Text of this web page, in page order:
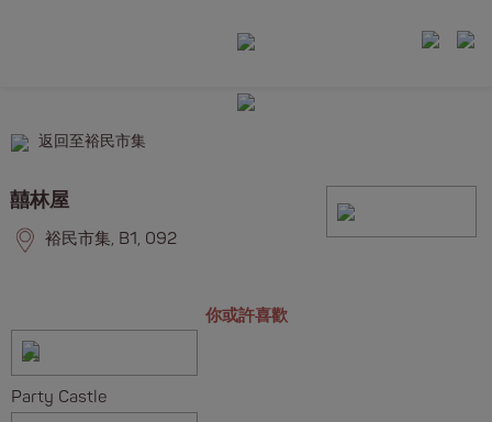
返回至裕民市集
囍林屋
裕民市集, B1, 092
你或許喜歡
Party Castle